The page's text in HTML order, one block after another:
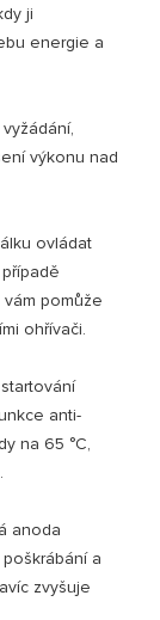
ji
energie a
výkonu nad
ovládat
pomůže
ohřívači.
anti-
na 65 °C,
anoda
a
zvyšuje